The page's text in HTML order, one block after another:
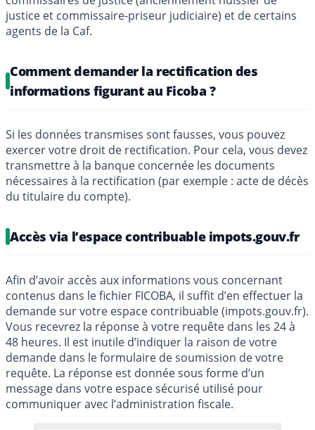
justice et commissaire-priseur judiciaire) et de certains
agents de la Caf.
Comment demander la rectification des
informations figurant au Ficoba ?
Si les données transmises sont fausses, vous pouvez
exercer votre droit de rectification. Pour cela, vous devez
transmettre à la banque concernée les documents
nécessaires à la rectification (par exemple : acte de décès
du titulaire du compte).
Accès via l’espace contribuable impots.gouv.fr
Afin d’avoir accès aux informations vous concernant
contenus dans le fichier FICOBA, il suffit d’en effectuer la
demande sur votre espace contribuable (impots.gouv.fr).
Vous recevrez la réponse à votre requête dans les 24 à
48 heures. Il est inutile d’indiquer la raison de votre
demande dans le formulaire de soumission de votre
requête. La réponse est donnée sous forme d’un
message dans votre espace sécurisé utilisé pour
communiquer avec l’administration fiscale.